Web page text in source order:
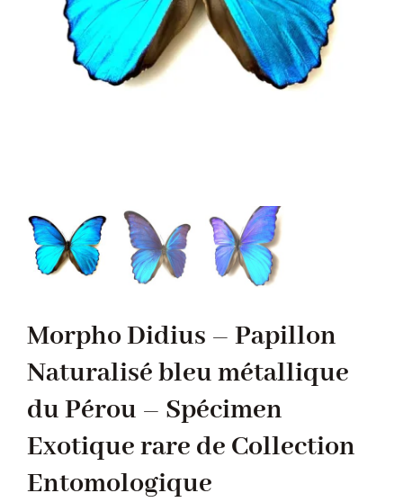
Morpho Didius – Papillon
Naturalisé bleu métallique
du Pérou – Spécimen
Exotique rare de Collection
Entomologique